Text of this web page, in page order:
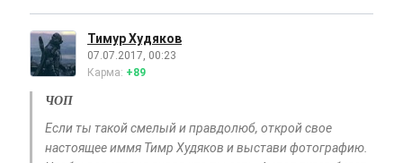
Тимур Худяков
07.07.2017, 00:23
Карма: +89
ЧОП
Если ты такой смелый и правдолюб, открой свое
настоящее иммя Тимр Худяков и выстави фотографию.